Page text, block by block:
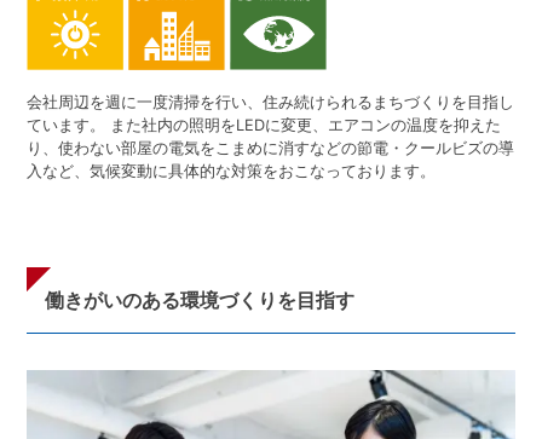
会社周辺を週に一度清掃を行い、住み続けられるまちづくりを目指し
ています。 また社内の照明をLEDに変更、エアコンの温度を抑えた
り、使わない部屋の電気をこまめに消すなどの節電・クールビズの導
入など、気候変動に具体的な対策をおこなっております。
働きがいのある環境づくりを目指す